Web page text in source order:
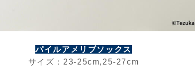
パイルアメリブソックス
サイズ：23-25cm,25-27cm